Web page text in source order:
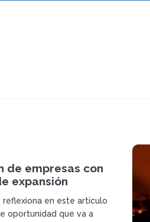
de empresas con
expansión
reflexiona en este artículo
oportunidad que va a